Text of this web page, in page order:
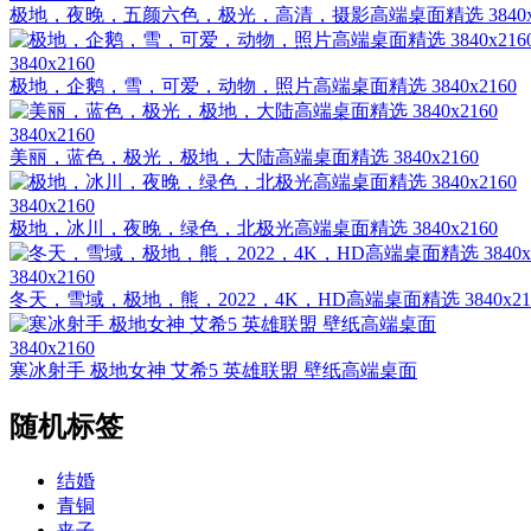
极地，夜晚，五颜六色，极光，高清，摄影高端桌面精选
3840x2160
极地，企鹅，雪，可爱，动物，照片高端桌面精选 3840x2160
3840x2160
美丽，蓝色，极光，极地，大陆高端桌面精选 3840x2160
3840x2160
极地，冰川，夜晚，绿色，北极光高端桌面精选 3840x2160
3840x2160
冬天，雪域，极地，熊，2022，4K，HD高端桌面精选
3840x2160
寒冰射手 极地女神 艾希5 英雄联盟 壁纸高端桌面
随机标签
结婚
青铜